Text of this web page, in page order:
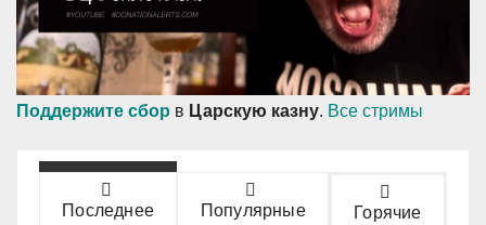
Поддержите сбор в Царскую казну. Все стримы
Последнее Популярные Горячие